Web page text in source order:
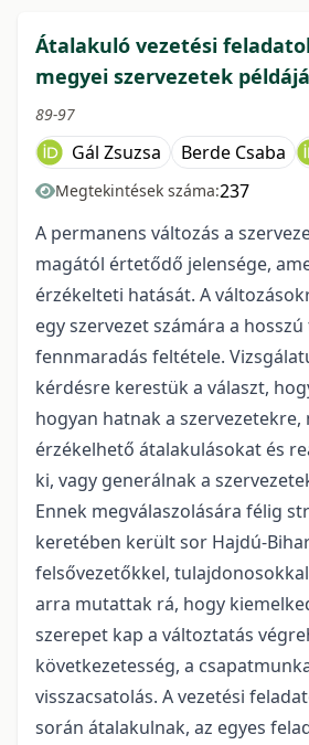
Átalakuló vezetési
megyei szervezetek
89-97
Gál Zsuzsa Berde Csaba
Megtekintések száma:237
A permanens változás a
magától értetődő jelensége,
érzékelteti hatását. A
egy szervezet számára a hosszú
fennmaradás feltétele.
kérdésre kerestük a választ,
hogyan hatnak a szervezetekre,
érzékelhető átalakulásokat és
ki, vagy generálnak a
Ennek megválaszolására félig
keretében került sor Hajdú-
felsővezetőkkel,
arra mutattak rá, hogy
szerepet kap a változtatás
következetesség, a
visszacsatolás. A vezetési
során átalakulnak, az egyes